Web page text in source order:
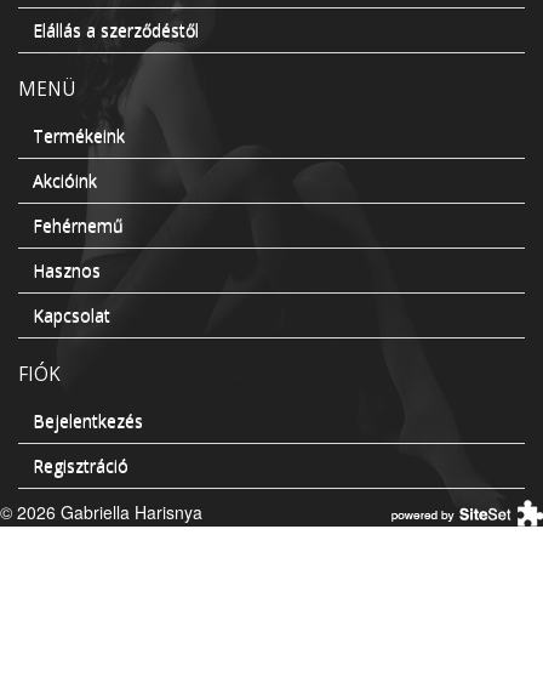
Elállás a szerződéstől
MENÜ
Termékeink
Akcióink
Fehérnemű
Hasznos
Kapcsolat
FIÓK
Bejelentkezés
Regisztráció
© 2026 Gabriella Harisnya